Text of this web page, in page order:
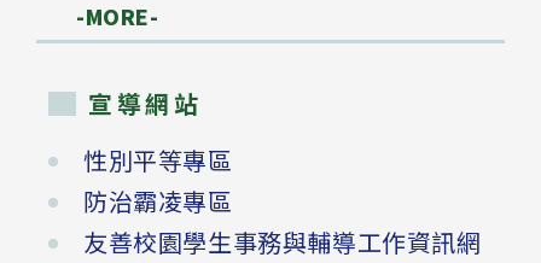
-MORE-
宣導網站
性別平等專區
防治霸凌專區
友善校園學生事務與輔導工作資訊網